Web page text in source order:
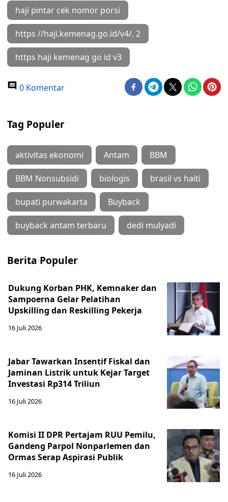
haji pintar cek nomor porsi
https //haji.kemenag.go.id/v4/. 2
https haji kemenag go id v3
0 Komentar
Tag Populer
aktivitas ekonomi Antam BBM
BBM Nonsubsidi biologis brasil vs haiti
bupati purwakarta Buyback
buyback antam terbaru dedi mulyadi
Berita Populer
Dukung Korban PHK, Kemnaker dan
Sampoerna Gelar Pelatihan
Upskilling dan Reskilling Pekerja
16 Juli 2026
Jabar Tawarkan Insentif Fiskal dan
Jaminan Listrik untuk Kejar Target
Investasi Rp314 Triliun
16 Juli 2026
Komisi II DPR Pertajam RUU Pemilu,
Gandeng Parpol Nonparlemen dan
Ormas Serap Aspirasi Publik
16 Juli 2026